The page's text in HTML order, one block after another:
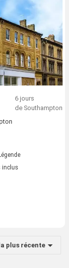
6 jours
de Southampton
inclus
plus récente